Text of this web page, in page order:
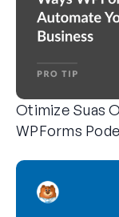
Otimize Suas
WPForms